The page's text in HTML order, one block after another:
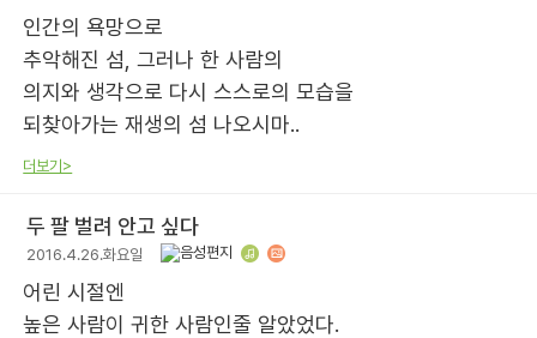
인간의 욕망으로
추악해진 섬, 그러나 한 사람의
의지와 생각으로 다시 스스로의 모습을
되찾아가는 재생의 섬 나오시마..
더보기>
두 팔 벌려 안고 싶다
2016.4.26.화요일
어린 시절엔
높은 사람이 귀한 사람인줄 알았었다.